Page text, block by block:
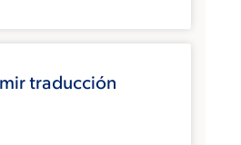
traducción